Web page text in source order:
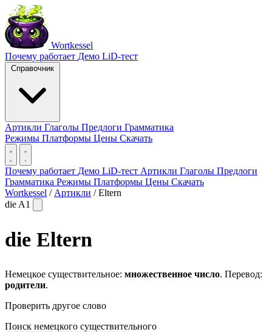
Wortkessel
Почему работает Демо LiD-тест
Справочник
Артикли Глаголы Предлоги Грамматика
Режимы Платформы Цены Скачать
Почему работает Демо LiD-тест Артикли Глаголы Предлоги
Грамматика Режимы Платформы Цены Скачать
Wortkessel / Артикли / Eltern
die A1
die Eltern
Немецкое существительное: множественное число. Перевод:
родители.
Проверить другое слово
Поиск немецкого существительного